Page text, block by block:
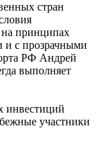
стран
на принципах
и с прозрачными
РФ Андрей
выполняет
инвестиций
участники